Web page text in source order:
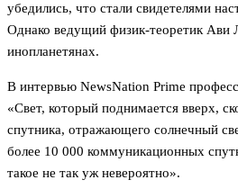
убедились, что стали свидетелями
Однако ведущий физик-теоретик Ави
инопланетянах.
В интервью NewsNation Prime
«Свет, который поднимается вверх,
спутника, отражающего солнечный
более 10 000 коммуникационных
такое не так уж невероятно».